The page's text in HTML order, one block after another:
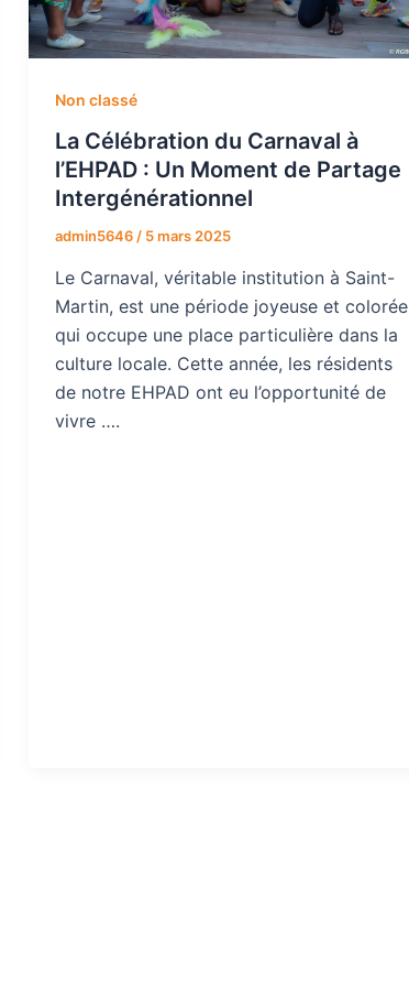
Non classé
La Célébration du Carnaval à
l’EHPAD : Un Moment de Partage
Intergénérationnel
admin5646/ 5 mars 2025
Le Carnaval, véritable institution à Saint-
Martin, est une période joyeuse et colorée
qui occupe une place particulière dans la
culture locale. Cette année, les résidents
de notre EHPAD ont eu l’opportunité de
vivre ….